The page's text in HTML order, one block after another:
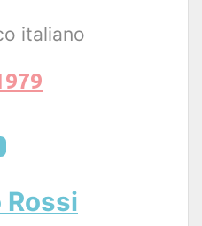
italiano